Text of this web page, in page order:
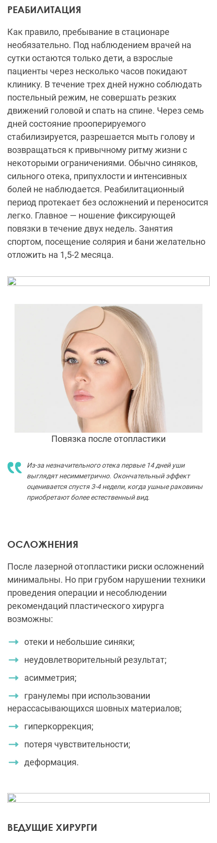
РЕАБИЛИТАЦИЯ
Как правило, пребывание в стационаре
необязательно. Под наблюдением врачей на
сутки остаются только дети, а взрослые
пациенты через несколько часов покидают
клинику. В течение трех дней нужно соблюдать
постельный режим, не совершать резких
движений головой и спать на спине. Через семь
дней состояние прооперируемого
стабилизируется, разрешается мыть голову и
возвращаться к привычному ритму жизни с
некоторыми ограничениями. Обычно синяков,
сильного отека, припухлости и интенсивных
болей не наблюдается. Реабилитационный
период протекает без осложнений и переносится
легко. Главное — ношение фиксирующей
повязки в течение двух недель. Занятия
спортом, посещение солярия и бани желательно
отложить на 1,5-2 месяца.
Повязка после отопластики
Из-за незначительного отека первые 14 дней уши
выглядят несимметрично. Окончательный эффект
оценивается спустя 3-4 недели, когда ушные раковины
приобретают более естественный вид.
ОСЛОЖНЕНИЯ
После лазерной отопластики риски осложнений
минимальны. Но при грубом нарушении техники
проведения операции и несоблюдении
рекомендаций пластического хирурга
возможны:
отеки и небольшие синяки;
неудовлетворительный результат;
асимметрия;
гранулемы при использовании
нерассасывающихся шовных материалов;
гиперкоррекция;
потеря чувствительности;
деформация.
ВЕДУЩИЕ ХИРУРГИ